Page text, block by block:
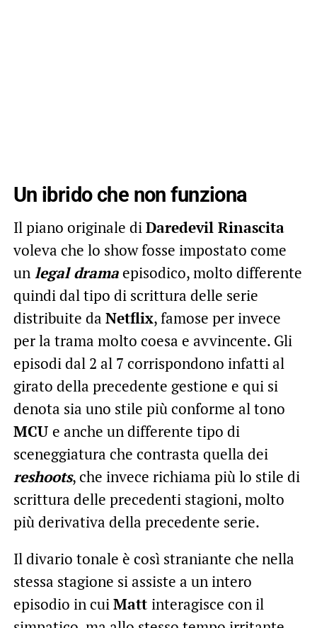
Un ibrido che non funziona
Il piano originale diDaredevil Rinascita
voleva che lo show fosse impostato come
un legal dramaepisodico, molto differente
quindi dal tipo di scrittura delle serie
distribuite da Netflix, famose per invece
per la trama molto coesa e avvincente. Gli
episodi dal 2 al 7 corrispondono infatti al
girato della precedente gestione e qui si
denota sia uno stile più conforme al tono
MCU e anche un differente tipo di
sceneggiatura che contrasta quella dei
reshoots, che invece richiama più lo stile di
scrittura delle precedenti stagioni, molto
più derivativa della precedente serie.
Il divario tonale è così straniante che nella
stessa stagione si assiste a un intero
episodio in cuiMatt interagisce con il